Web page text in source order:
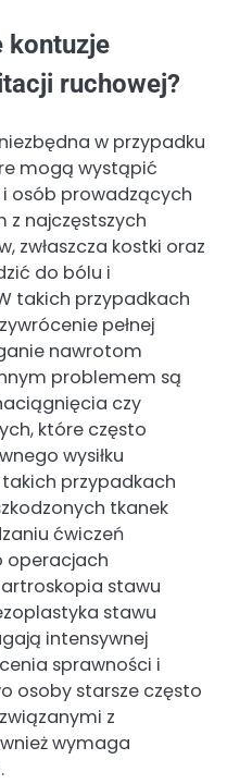
kontuzje
ruchowej?
w przypadku
mogą wystąpić
osób prowadzących
z najczęstszych
zwłaszcza kostki oraz
do bólu i
takich przypadkach
pełnej
nawrotom
problemem są
czy
które często
wysiłku
przypadkach
tkanek
ćwiczeń
operacjach
stawu
stawu
intensywnej
sprawności i
osoby starsze często
z
wymaga